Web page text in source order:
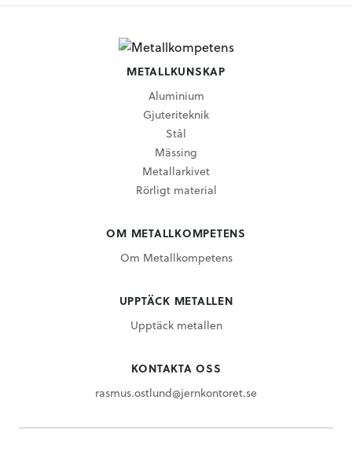
METALLKUNSKAP
Aluminium
Gjuteriteknik
Stål
Mässing
Metallarkivet
Rörligt material
OM METALLKOMPETENS
Om Metallkompetens
UPPTÄCK METALLEN
Upptäck metallen
KONTAKTA OSS
rasmus.ostlund@jernkontoret.se